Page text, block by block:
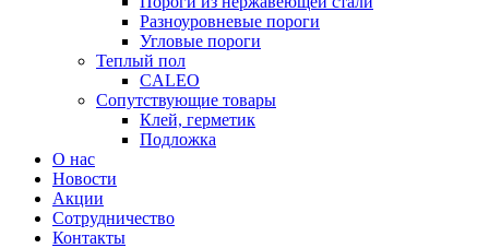
Разноуровневые пороги
Угловые пороги
Теплый пол
CALEO
Сопутствующие товары
Клей, герметик
Подложка
О нас
Новости
Акции
Сотрудничество
Контакты